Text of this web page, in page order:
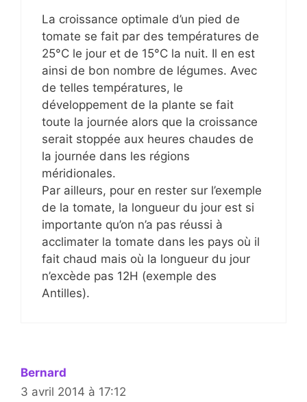
La croissance optimale d’un pied de
tomate se fait par des températures de
25°C le jour et de 15°C la nuit. Il en est
ainsi de bon nombre de légumes. Avec
de telles températures, le
développement de la plante se fait
toute la journée alors que la croissance
serait stoppée aux heures chaudes de
la journée dans les régions
méridionales.
Par ailleurs, pour en rester sur l’exemple
de la tomate, la longueur du jour est si
importante qu’on n’a pas réussi à
acclimater la tomate dans les pays où il
fait chaud mais où la longueur du jour
n’excède pas 12H (exemple des
Antilles).
Bernard
3 avril 2014 à 17:12